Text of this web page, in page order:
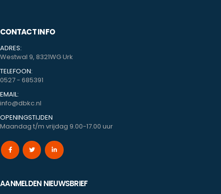
CONTACT INFO
ADRES:
Westwal 9, 8321WG Urk
TELEFOON:
0527 - 685391
EMAIL:
info@dbkc.nl
OPENINGSTIJDEN
Maandag t/m vrijdag 9.00-17.00 uur
AANMELDEN NIEUWSBRIEF